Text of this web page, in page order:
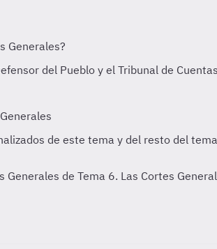
de Tema 6. Las Cortes